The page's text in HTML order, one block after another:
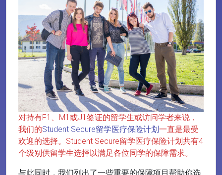
对持有F1、M1或J1签证的留学生或访问学者来说，
我们的Student Secure留学医疗保险计划一直是最受
欢迎的选择。Student Secure留学医疗保险计划共有4
个级别供留学生选择以满足各位同学的保障需求。
与此同时，我们列出了一些重要的保障项目帮助你选